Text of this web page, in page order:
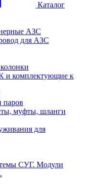
Каталог
АЗС
для АЗС
и комплектующие к
паров
муфты, шланги
для
СУГ. Модули